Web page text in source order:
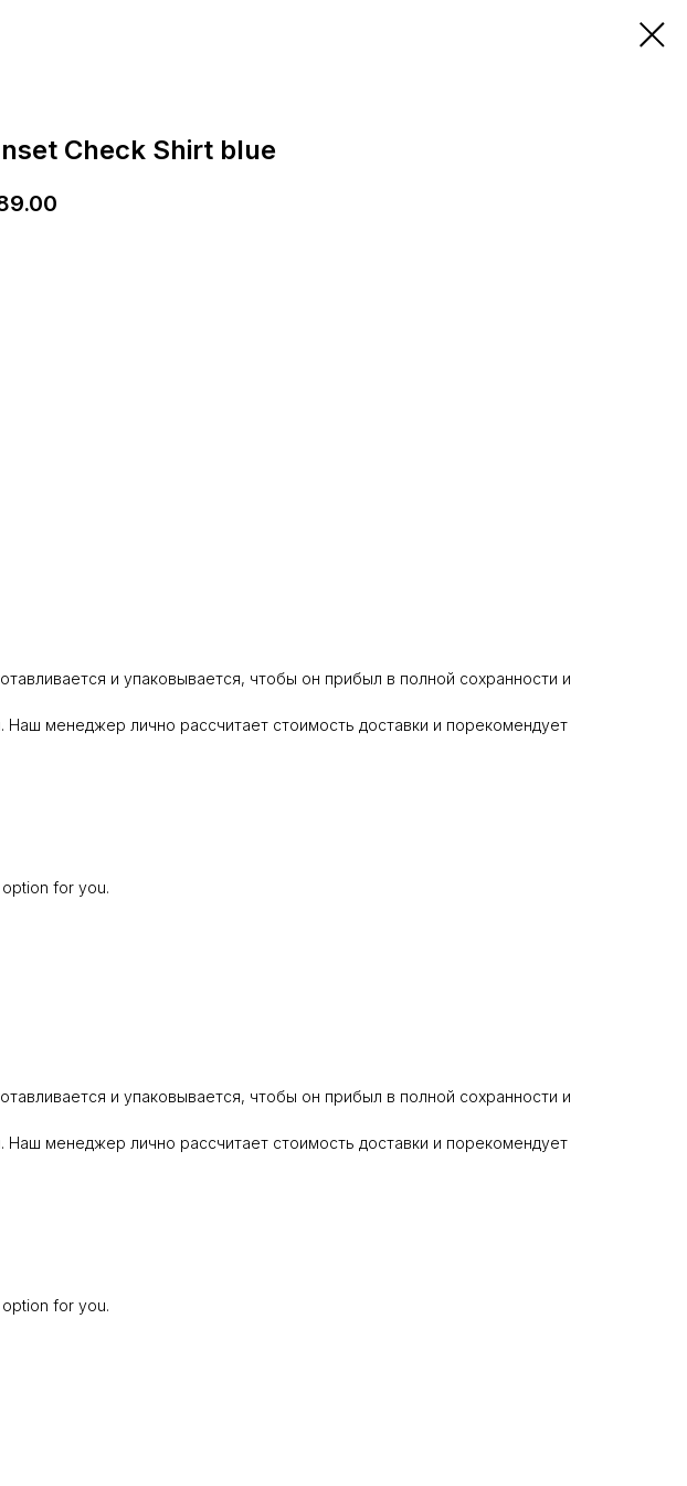
Check Shirt blue
и упаковывается, чтобы он прибыл в полной сохранности и
менеджер лично рассчитает стоимость доставки и порекомендует
for you.
и упаковывается, чтобы он прибыл в полной сохранности и
менеджер лично рассчитает стоимость доставки и порекомендует
for you.